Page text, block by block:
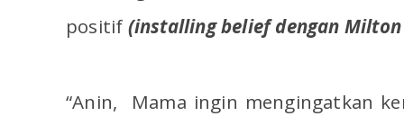
positif (installing belief dengan
“Anin, Mama ingin mengingatkan